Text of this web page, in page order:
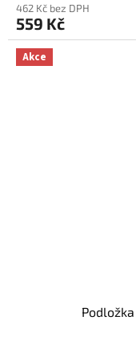
462 Kč bez DPH
559 Kč
Akce